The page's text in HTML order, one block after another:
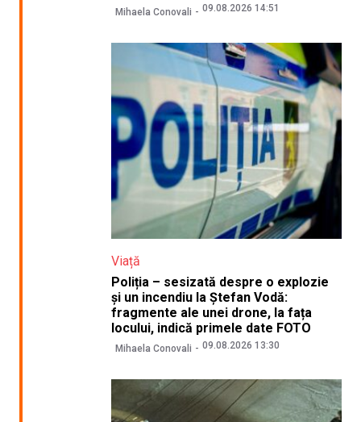
Mihaela Conovali 09.08.2026 14:51
Viață
Poliția – sesizată despre o explozie
și un incendiu la Ștefan Vodă:
fragmente ale unei drone, la fața
locului, indică primele date FOTO
Mihaela Conovali 09.08.2026 13:30